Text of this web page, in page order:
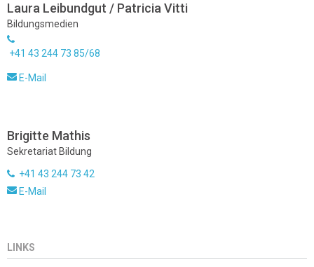
Laura Leibundgut / Patricia Vitti
Bildungsmedien
+41 43 244 73 85/68
E-Mail
Brigitte Mathis
Sekretariat Bildung
+41 43 244 73 42
E-Mail
LINKS